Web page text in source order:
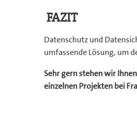
FAZIT
Datenschutz und
umfassende Lösung, um
Sehr gern stehen wir
einzelnen Projekten bei